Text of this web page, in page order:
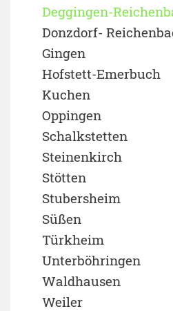
Deggingen-
Donzdorf-
Gingen
Hofstett-Emerbuch
Kuchen
Oppingen
Schalkstetten
Steinenkirch
Stötten
Stubersheim
Süßen
Türkheim
Unterböhringen
Waldhausen
Weiler